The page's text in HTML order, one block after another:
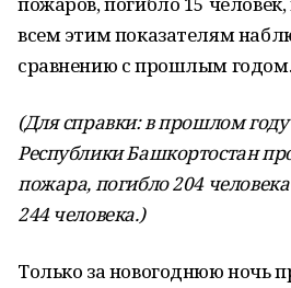
всем этим показателям
сравнению с прошлым годом.
(Для справки: в прошлом
Республики Башкортостан
пожара, погибло 204
244 человека.)
Только за новогоднюю ночь